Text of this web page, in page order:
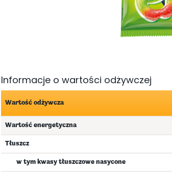
Informacje o wartości odżywczej
Wartość odżywcza
Wartość energetyczna
Tłuszcz
w tym kwasy tłuszczowe nasycone